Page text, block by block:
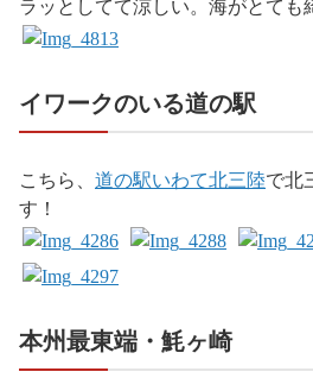
ラッとしてて涼しい。海がとても
イワークのいる道の駅
こちら、 道の駅いわて北三陸で北
す！
本州最東端・魹ヶ崎